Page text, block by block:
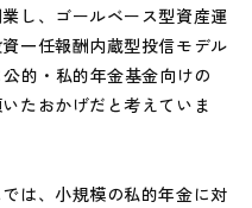
し、ゴールベース型資産運
一任報酬内蔵型投信モデル
的・私的年金基金向けの
たおかげだと考えていま
は、小規模の私的年金に対